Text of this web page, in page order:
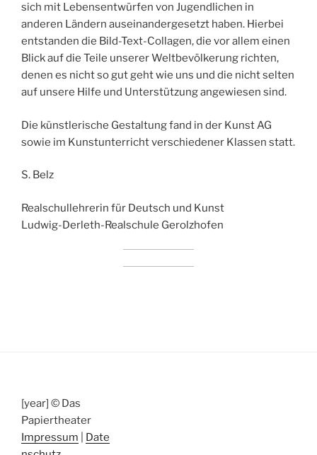
sich mit Lebensentwürfen von Jugendlichen in
anderen Ländern auseinandergesetzt haben. Hierbei
entstanden die Bild-Text-Collagen, die vor allem einen
Blick auf die Teile unserer Weltbevölkerung richten,
denen es nicht so gut geht wie uns und die nicht selten
auf unsere Hilfe und Unterstützung angewiesen sind.
Die künstlerische Gestaltung fand in der Kunst AG
sowie im Kunstunterricht verschiedener Klassen statt.
S. Belz
Realschullehrerin für Deutsch und Kunst
Ludwig-Derleth-Realschule Gerolzhofen
[year] © Das
Papiertheater
Impressum
Date